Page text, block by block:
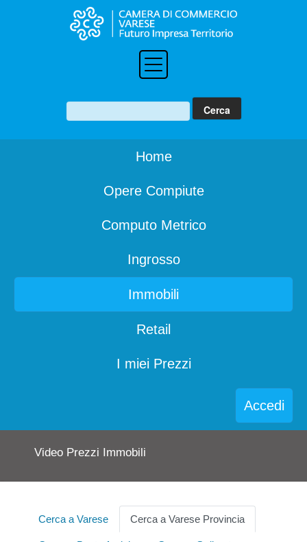
Home
Opere Compiute
Computo Metrico
Ingrosso
Immobili
Retail
I miei Prezzi
Accedi
Video Prezzi Immobili
Cerca a Varese Cerca a Varese Provincia